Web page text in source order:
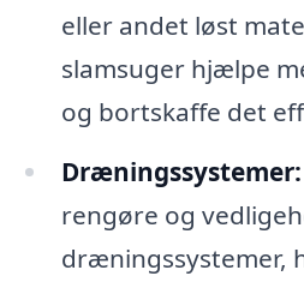
eller andet løst
slamsuger hjælpe
og bortskaffe det
Dræningssystemer:
rengøre og
dræningssystemer,